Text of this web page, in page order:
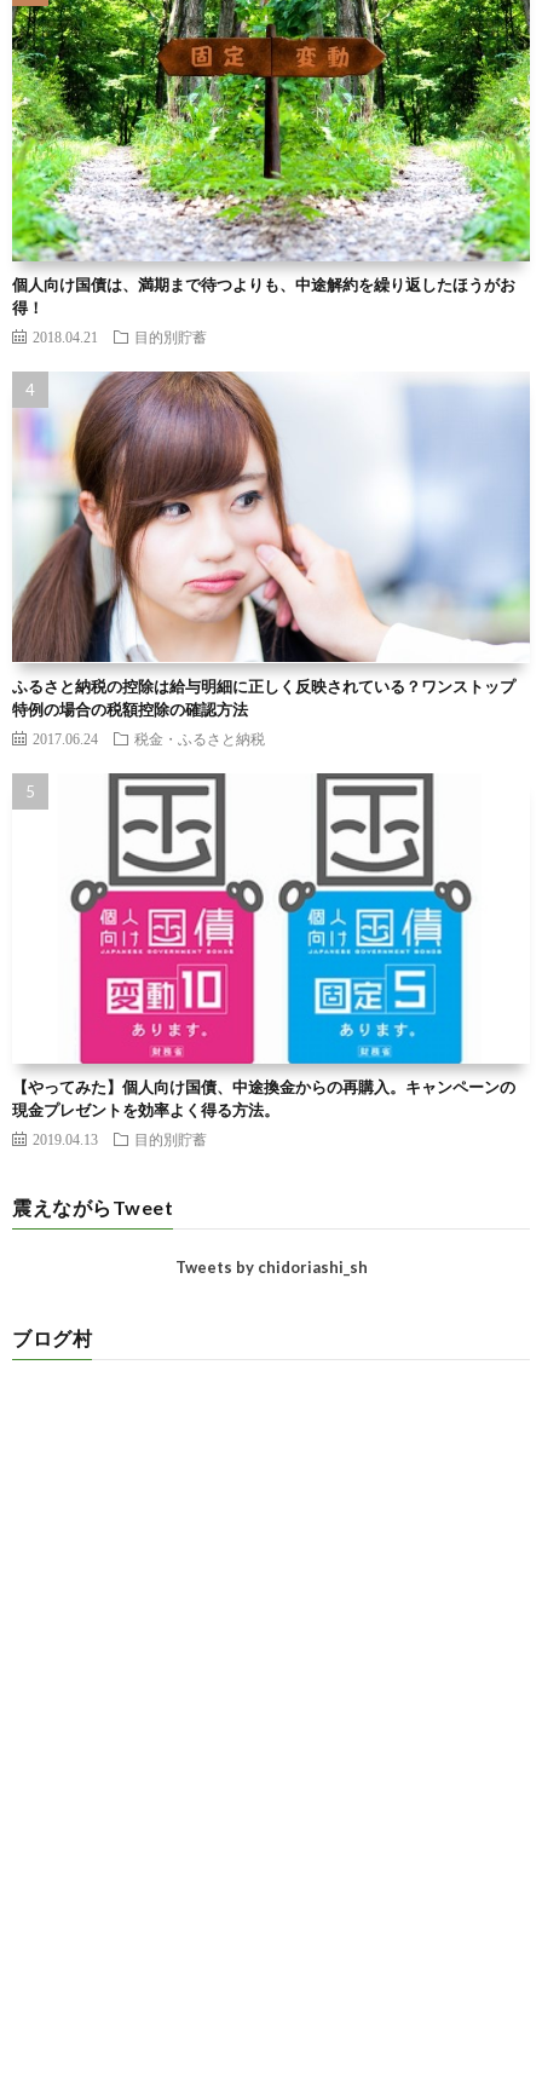
個人向け国債は、満期まで待つよりも、中途解約を繰り返したほうがお
得！
2018.04.21 目的別貯蓄
ふるさと納税の控除は給与明細に正しく反映されている？ワンストップ
特例の場合の税額控除の確認方法
2017.06.24 税金・ふるさと納税
【やってみた】個人向け国債、中途換金からの再購入。キャンペーンの
現金プレゼントを効率よく得る方法。
2019.04.13 目的別貯蓄
震えながらTweet
Tweets by chidoriashi_sh
ブログ村